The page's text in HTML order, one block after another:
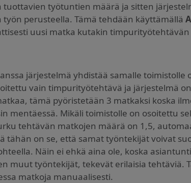
työtuntien määrä ja sitten
perusteella. Tämä tehdään käyttämällä
uusi matka kutakin
järjestelmä yhdistää samalle toimistolle
vain timpurityötehtävä ja järjestelmä
tämä pyöristetään 3 matkaksi koska
mentäessä. Mikäli toimistolle on osoitettu
tehtävän matkojen määrä on 1,5,
tähän on se, että samat työntekijät voivat
Näin ei ehkä aina ole, koska
muut työntekijät, tekevät erilaisia tehtäviä.
matkoja manuaalisesti.